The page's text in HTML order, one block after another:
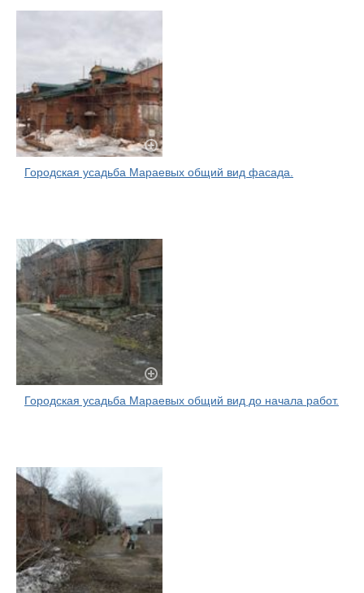
Городская усадьба Мараевых общий вид фасада.
Городская усадьба Мараевых общий вид до начала работ.